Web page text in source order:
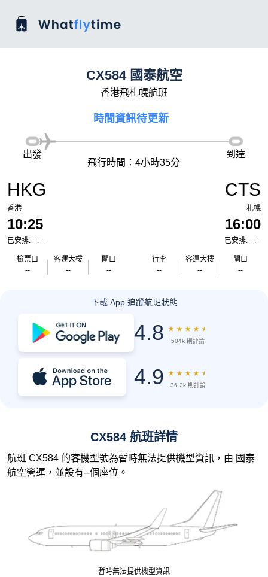
CX584 國泰航空
香港飛札幌航班
時間資訊待更新
HKG
香港
10:25
已安排: --:--
檢票口
--
客運大樓
--
閘口
--
出發
飛行時間：4小時35分
到達
CTS
札幌
16:00
已安排: --:--
行李
--
客運大樓
--
閘口
--
下載 App 追蹤航班狀態
4.8 ★ ★ ★ ★ ★
504k 則評論
4.9 ★ ★ ★ ★ ★
36.2k 則評論
CX584 航班詳情
航班 CX584 的客機型號為暫時無法提供機型資訊，由 國泰
航空營運，並設有--個座位。
暫時無法提供機型資訊